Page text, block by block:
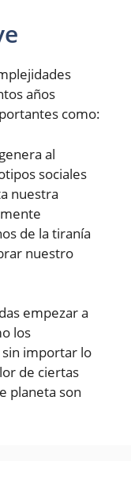
años
como:
al
sociales
nuestra
de la tiranía
nuestro
empezar a
los
importar lo
de ciertas
planeta son